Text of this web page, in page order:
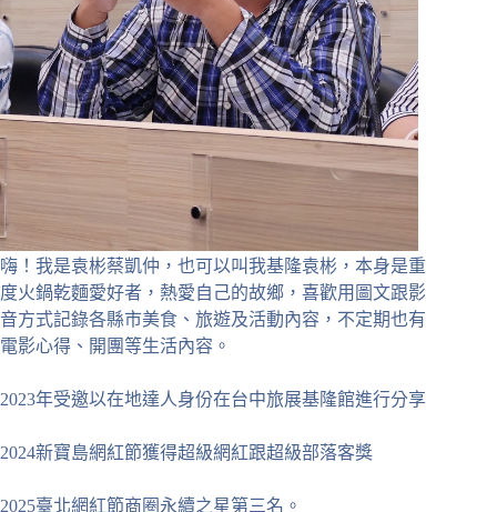
嗨！我是袁彬蔡凱仲，也可以叫我基隆袁彬，本身是重
度火鍋乾麵愛好者，熱愛自己的故鄉，喜歡用圖文跟影
音方式記錄各縣市美食、旅遊及活動內容，不定期也有
電影心得、開團等生活內容。
2023年受邀以在地達人身份在台中旅展基隆館進行分享
2024新寶島網紅節獲得超級網紅跟超級部落客獎
2025臺北網紅節商圈永續之星第三名。